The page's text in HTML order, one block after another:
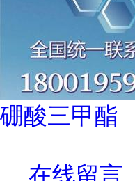
硼酸三甲酯
在线留言